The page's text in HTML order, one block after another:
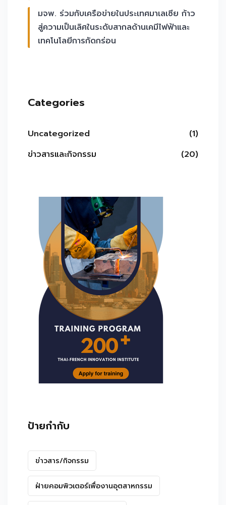
มจพ. ร่วมกับเครือข่ายในประเทศมาเลเซีย ก้าว
สู่ความเป็นเลิศในระดับสากลด้านเคมีไฟฟ้าและ
เทคโนโลยีการกัดกร่อน
Categories
Uncategorized
(1)
ข่าวสารและกิจกรรม
(20)
ป้ายกำกับ
ข่าวสาร/กิจกรรม
ฝ่ายคอมพิวเตอร์เพื่องานอุตสาหกรรม